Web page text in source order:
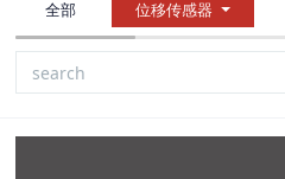
全部 位移传感器